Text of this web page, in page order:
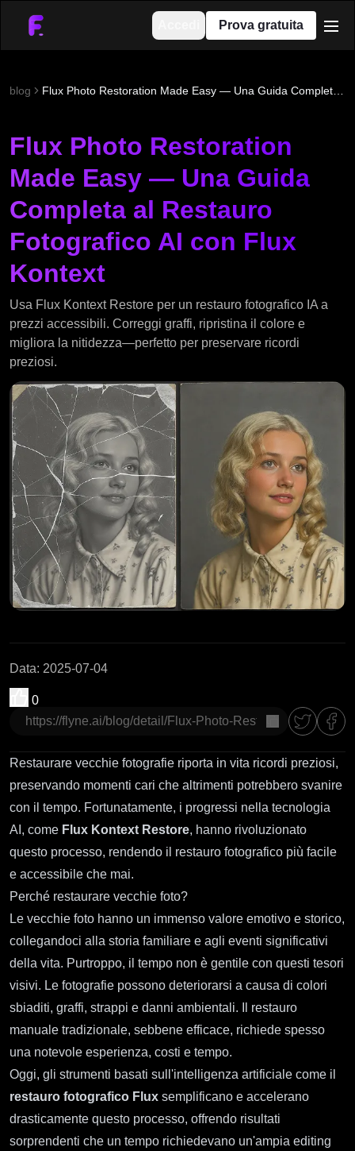
Prova gratuita
blog
Flux Photo Restoration
Made Easy — Una Guida
Completa al Restauro
Fotografico AI con Flux
Kontext
Usa Flux Kontext Restore per un restauro fotografico IA a
prezzi accessibili. Correggi graffi, ripristina il colore e
migliora la nitidezza—perfetto per preservare ricordi
preziosi.
Data: 2025-07-04
0
copia
Restaurare vecchie fotografie riporta in vita ricordi preziosi,
preservando momenti cari che altrimenti potrebbero svanire
con il tempo. Fortunatamente, i progressi nella tecnologia
AI, come Flux Kontext Restore, hanno rivoluzionato
questo processo, rendendo il restauro fotografico più facile
e accessibile che mai.
Perché restaurare vecchie foto?
Le vecchie foto hanno un immenso valore emotivo e storico,
collegandoci alla storia familiare e agli eventi significativi
della vita. Purtroppo, il tempo non è gentile con questi tesori
visivi. Le fotografie possono deteriorarsi a causa di colori
sbiaditi, graffi, strappi e danni ambientali. Il restauro
manuale tradizionale, sebbene efficace, richiede spesso
una notevole esperienza, costi e tempo.
Oggi, gli strumenti basati sull'intelligenza artificiale come il
restauro fotografico Flux semplificano e accelerano
drasticamente questo processo, offrendo risultati
sorprendenti che un tempo richiedevano un'ampia editing